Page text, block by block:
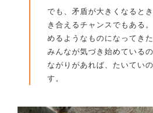
でも、矛盾が大きくなると
き合えるチャンスでもある
めるようなものになってき
みんなが気づき始めている
ながりがあれば、たいてい
す。